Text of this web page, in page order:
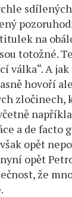
na
totožné.
válka“. A
hovoří
zločinech,
a de facto
opět
opět
že